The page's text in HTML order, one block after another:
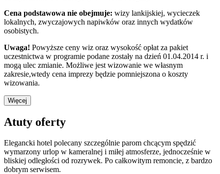
Cena podstawowa nie obejmuje: wizy lankijskiej, wycieczek
lokalnych, zwyczajowych napiwków oraz innych wydatków
osobistych.
Uwaga! Powyższe ceny wiz oraz wysokość opłat za pakiet
uczestnictwa w programie podane zostały na dzień 01.04.2014 r. i
mogą ulec zmianie. Możliwe jest wizowanie we własnym
zakresie,wtedy cena imprezy będzie pomniejszona o koszty
wizowania.
Więcej
Atuty oferty
Elegancki hotel polecany szczególnie parom chcącym spędzić
wymarzony urlop w kameralnej i miłej atmosferze, jednocześnie w
bliskiej odległości od rozrywek. Po całkowitym remoncie, z bardzo
dobrym serwisem.